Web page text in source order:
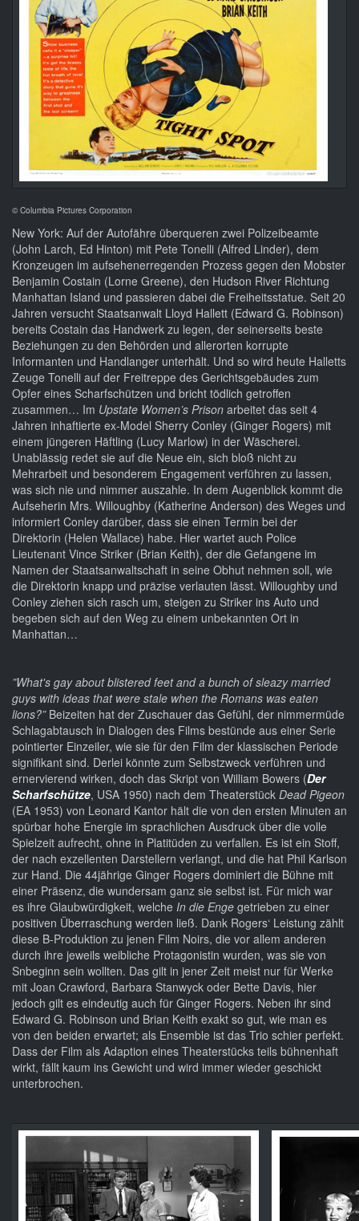
© Columbia Pictures Corporation
New York: Auf der Autofähre überqueren zwei Polizeibeamte
(John Larch, Ed Hinton) mit Pete Tonelli (Alfred Linder), dem
Kronzeugen im aufsehenerregenden Prozess gegen den Mobster
Benjamin Costain (Lorne Greene), den Hudson River Richtung
Manhattan Island und passieren dabei die Freiheitsstatue. Seit 20
Jahren versucht Staatsanwalt Lloyd Hallett (Edward G. Robinson)
bereits Costain das Handwerk zu legen, der seinerseits beste
Beziehungen zu den Behörden und allerorten korrupte
Informanten und Handlanger unterhält. Und so wird heute Halletts
Zeuge Tonelli auf der Freitreppe des Gerichtsgebäudes zum
Opfer eines Scharfschützen und bricht tödlich getroffen
zusammen… Im Upstate Women’s Prison arbeitet das seit 4
Jahren inhaftierte ex-Model Sherry Conley (Ginger Rogers) mit
einem jüngeren Häftling (Lucy Marlow) in der Wäscherei.
Unablässig redet sie auf die Neue ein, sich bloß nicht zu
Mehrarbeit und besonderem Engagement verführen zu lassen,
was sich nie und nimmer auszahle. In dem Augenblick kommt die
Aufseherin Mrs. Willoughby (Katherine Anderson) des Weges und
informiert Conley darüber, dass sie einen Termin bei der
Direktorin (Helen Wallace) habe. Hier wartet auch Police
Lieutenant Vince Striker (Brian Keith), der die Gefangene im
Namen der Staatsanwaltschaft in seine Obhut nehmen soll, wie
die Direktorin knapp und präzise verlauten lässt. Willoughby und
Conley ziehen sich rasch um, steigen zu Striker ins Auto und
begeben sich auf den Weg zu einem unbekannten Ort in
Manhattan…
”What's gay about blistered feet and a bunch of sleazy married
guys with ideas that were stale when the Romans was eaten
lions?”Beizeiten hat der Zuschauer das Gefühl, der nimmermüde
Schlagabtausch in Dialogen des Films bestünde aus einer Serie
pointierter Einzeiler, wie sie für den Film der klassischen Periode
signifikant sind. Derlei könnte zum Selbstzweck verführen und
ernervierend wirken, doch das Skript von William Bowers (Der
Scharfschütze, USA 1950) nach dem Theaterstück Dead Pigeon
(EA 1953) von Leonard Kantor hält die von den ersten Minuten an
spürbar hohe Energie im sprachlichen Ausdruck über die volle
Spielzeit aufrecht, ohne in Platitüden zu verfallen. Es ist ein Stoff,
der nach exzellenten Darstellern verlangt, und die hat Phil Karlson
zur Hand. Die 44jährige Ginger Rogers dominiert die Bühne mit
einer Präsenz, die wundersam ganz sie selbst ist. Für mich war
es ihre Glaubwürdigkeit, welche In die Enge getrieben zu einer
positiven Überraschung werden ließ. Dank Rogers‘ Leistung zählt
diese B-Produktion zu jenen Film Noirs, die vor allem anderen
durch ihre jeweils weibliche Protagonistin wurden, was sie von
Snbeginn sein wollten. Das gilt in jener Zeit meist nur für Werke
mit Joan Crawford, Barbara Stanwyck oder Bette Davis, hier
jedoch gilt es eindeutig auch für Ginger Rogers. Neben ihr sind
Edward G. Robinson und Brian Keith exakt so gut, wie man es
von den beiden erwartet; als Ensemble ist das Trio schier perfekt.
Dass der Film als Adaption eines Theaterstücks teils bühnenhaft
wirkt, fällt kaum ins Gewicht und wird immer wieder geschickt
unterbrochen.